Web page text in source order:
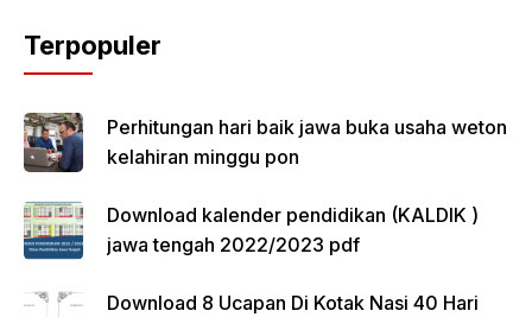
Terpopuler
Perhitungan hari baik jawa buka usaha weton
kelahiran minggu pon
Download kalender pendidikan (KALDIK )
jawa tengah 2022/2023 pdf
Download 8 Ucapan Di Kotak Nasi 40 Hari